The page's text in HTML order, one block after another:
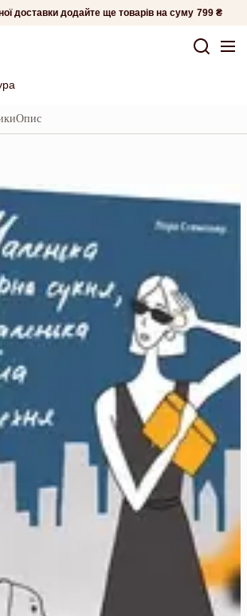
доставки додайте ще товарів на суму 799 ₴
Опис